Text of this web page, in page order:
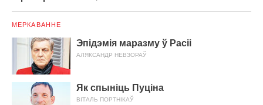
МЕРКАВАННЕ
Эпідэмія маразму ў Расіі
АЛЯКСАНДР НЕВЗОРАЎ
Як спыніць Пуціна
ВІТАЛЬ ПОРТНІКАЎ